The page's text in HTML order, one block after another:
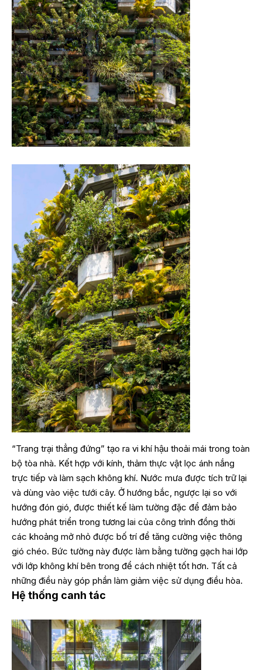
“Trang trại thẳng đứng” tạo ra vi khí hậu thoải mái trong toàn
bộ tòa nhà. Kết hợp với kính, thảm thực vật lọc ánh nắng
trực tiếp và làm sạch không khí. Nước mưa được tích trữ lại
và dùng vào việc tưới cây. Ở hướng bắc, ngược lại so với
hướng đón gió, được thiết kế làm tường đặc để đảm bảo
hướng phát triển trong tương lai của công trình đồng thời
các khoảng mở nhỏ được bố trí để tăng cường việc thông
gió chéo. Bức tường này được làm bằng tường gạch hai lớp
với lớp không khí bên trong để cách nhiệt tốt hơn. Tất cả
những điều này góp phần làm giảm việc sử dụng điều hòa.
Hệ thống canh tác